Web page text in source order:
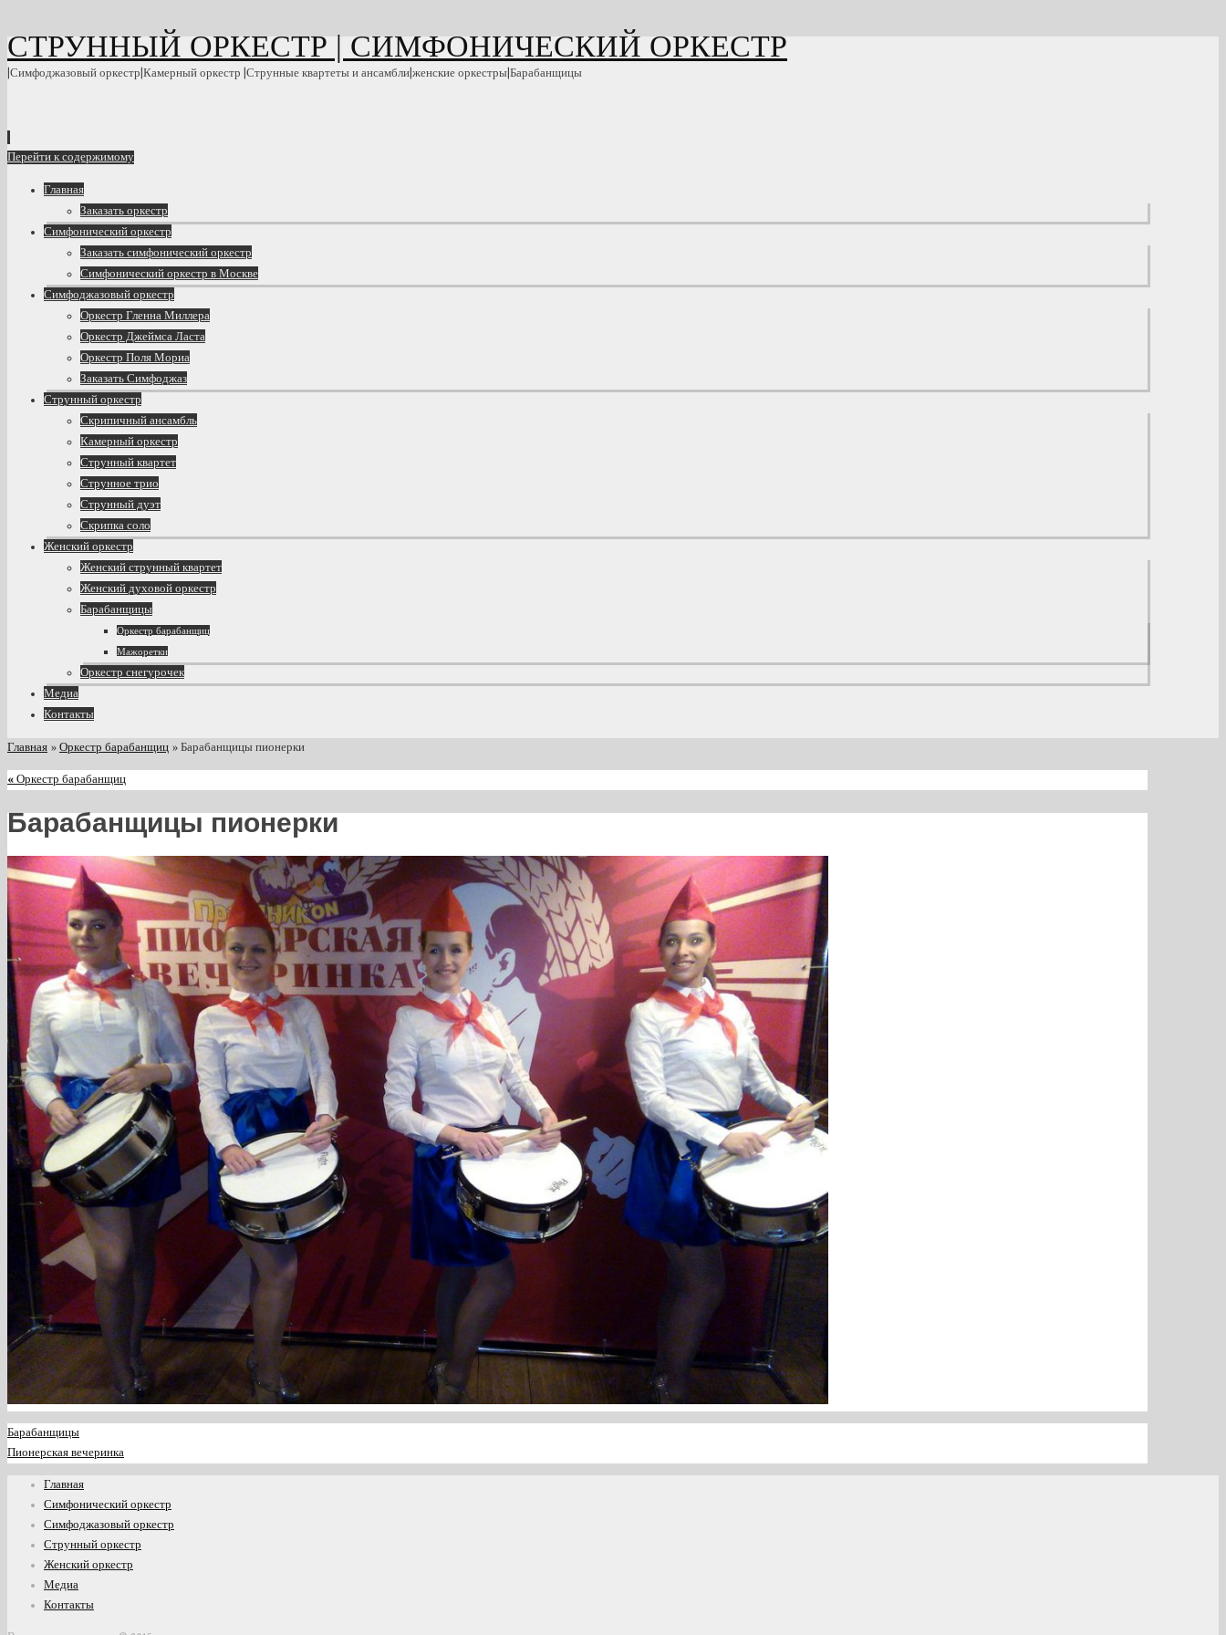
СТРУННЫЙ ОРКЕСТР | СИМФОНИЧЕСКИЙ ОРКЕСТР
|Симфоджазовый оркестр|Камерный оркестр |Струнные квартеты и ансамбли|женские оркестры|Барабанщицы
Перейти к содержимому
Главная
Заказать оркестр
Симфонический оркестр
Заказать симфонический оркестр
Симфонический оркестр в Москве
Симфоджазовый оркестр
Оркестр Гленна Миллера
Оркестр Джеймса Ласта
Оркестр Поля Мориа
Заказать Симфоджаз
Струнный оркестр
Скрипичный ансамбль
Камерный оркестр
Струнный квартет
Струнное трио
Струнный дуэт
Скрипка соло
Женский оркестр
Женский струнный квартет
Женский духовой оркестр
Барабанщицы
Оркестр барабанщиц
Мажоретки
Оркестр снегурочек
Медиа
Контакты
Главная » Оркестр барабанщиц » Барабанщицы пионерки
« Оркестр барабанщиц
Барабанщицы пионерки
Барабанщицы
Пионерская вечеринка
Главная
Симфонический оркестр
Симфоджазовый оркестр
Струнный оркестр
Женский оркестр
Медиа
Контакты